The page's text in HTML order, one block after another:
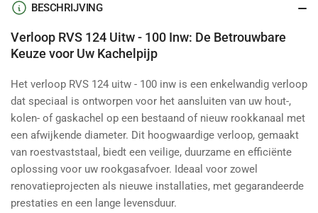
BESCHRIJVING
Verloop RVS 124 Uitw - 100 Inw: De Betrouwbare
Keuze voor Uw Kachelpijp
Het verloop RVS 124 uitw - 100 inw is een enkelwandig verloop
dat speciaal is ontworpen voor het aansluiten van uw hout-,
kolen- of gaskachel op een bestaand of nieuw rookkanaal met
een afwijkende diameter. Dit hoogwaardige verloop, gemaakt
van roestvaststaal, biedt een veilige, duurzame en efficiënte
oplossing voor uw rookgasafvoer. Ideaal voor zowel
renovatieprojecten als nieuwe installaties, met gegarandeerde
prestaties en een lange levensduur.